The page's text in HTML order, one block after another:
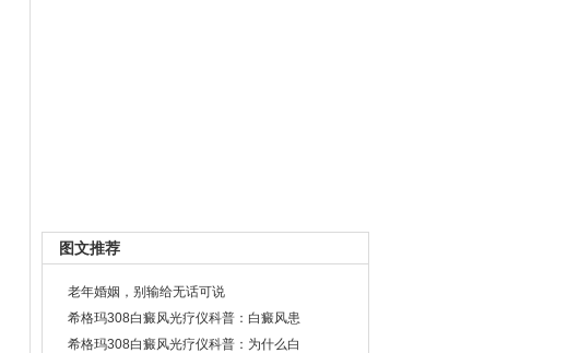
图文推荐
老年婚姻，别输给无话可说
希格玛308白癜风光疗仪科普：白癜风患
希格玛308白癜风光疗仪科普：为什么白